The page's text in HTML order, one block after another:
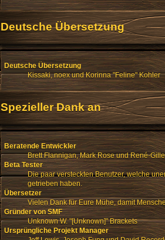
Deutsche Übersetzung
Deutsche Übersetzung
Kissaki, noex und Korinna "Feline" Kohler
Spezieller Dank an
Beratende Entwickler
Brett Flannigan, Mark Rose und René-
Beta Tester
Die paar versteckten Benutzer, welche
getrieben haben.
Übersetzer
Vielen Dank für Eure Mühe, damit
Gründer von SMF
Unknown W. "[Unknown]" Brackets
Ursprüngliche Projekt Manager